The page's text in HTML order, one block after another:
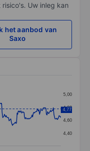
Uw inleg kan
het aanbod van
Saxo
categories.
values. Data 4,40
4,60
4,80
5,00
4,77